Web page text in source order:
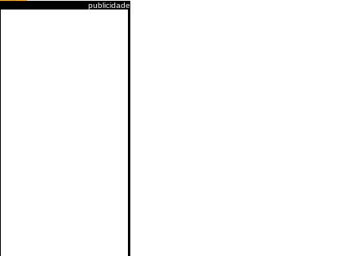
publicidade